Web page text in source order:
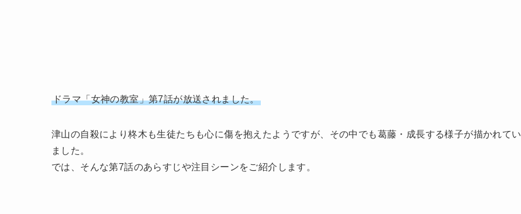
ドラマ「女神の教室」第7話が放送されました。
津山の自殺により柊木も生徒たちも心に傷を抱えたようですが、その中でも葛藤・成長する様子が描かれてい
ました。
では、そんな第7話のあらすじや注目シーンをご紹介します。